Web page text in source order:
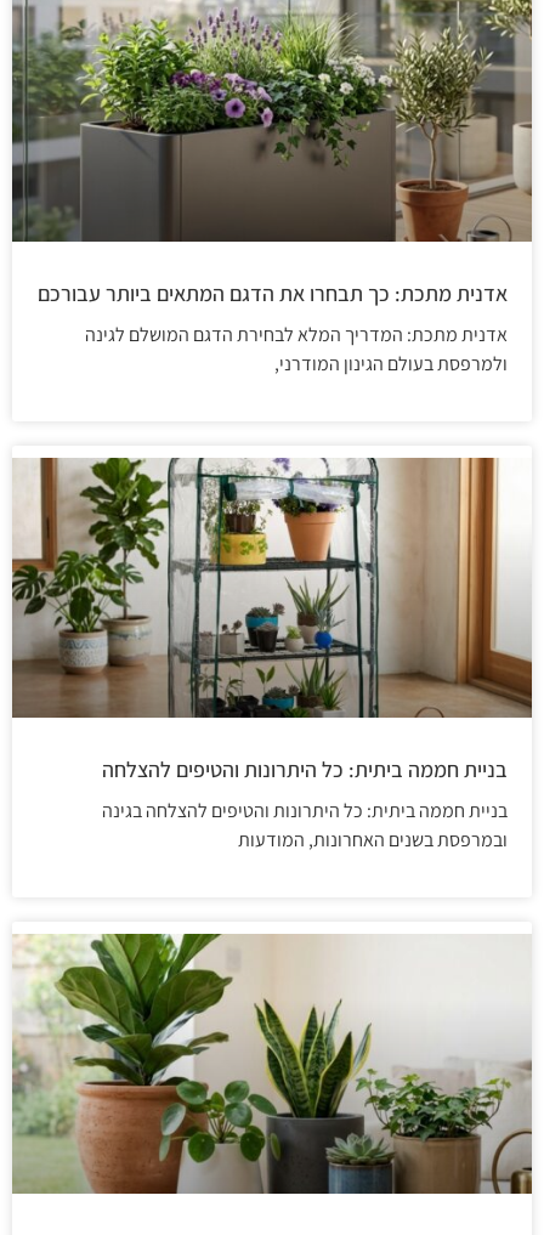
אדנית מתכת: כך תבחרו את הדגם המתאים ביותר עבורכם
אדנית מתכת: המדריך המלא לבחירת הדגם המושלם לגינה
ולמרפסת בעולם הגינון המודרני,
בניית חממה ביתית: כל היתרונות והטיפים להצלחה
בניית חממה ביתית: כל היתרונות והטיפים להצלחה בגינה
ובמרפסת בשנים האחרונות, המודעות